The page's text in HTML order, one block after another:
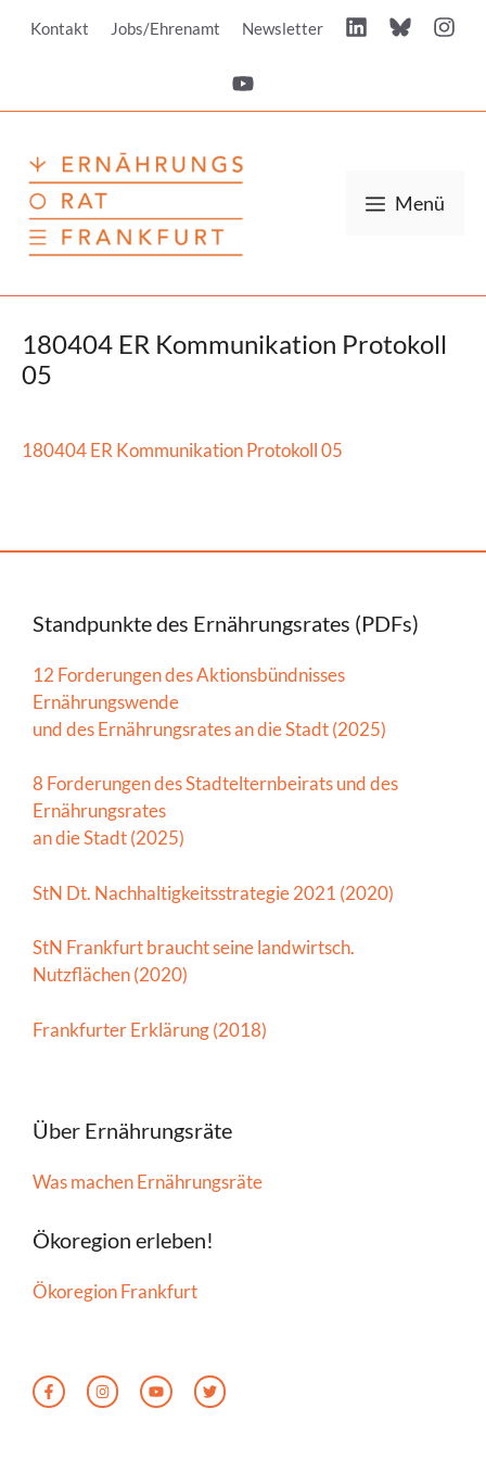
InhaltKontakt Jobs/Ehrenamt Newsletter
Menü
180404 ER Kommunikation Protokoll
05
180404 ER Kommunikation Protokoll 05
Standpunkte des Ernährungsrates (PDFs)
12 Forderungen des Aktionsbündnisses
Ernährungswende
und des Ernährungsrates an die Stadt (2025)
8 Forderungen des Stadtelternbeirats und des
Ernährungsrates
an die Stadt (2025)
StN Dt. Nachhaltigkeitsstrategie 2021 (2020)
StN Frankfurt braucht seine landwirtsch.
Nutzflächen (2020)
Frankfurter Erklärung (2018)
Über Ernährungsräte
Was machen Ernährungsräte
Ökoregion erleben!
Ökoregion Frankfurt